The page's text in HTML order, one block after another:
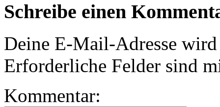
Schreibe einen
Deine E-Mail-Adresse
Erforderliche Felder sind
Kommentar: